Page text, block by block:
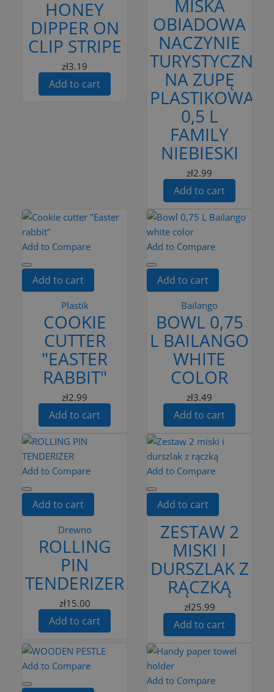
HONEY
DIPPER ON
CLIP STRIPE
zł3.19
Add to cart
MISKA
OBIADOWA
NACZYNIE
TURYSTYCZNE
NA ZUPĘ
PLASTIKOWA
0,5 L
FAMILY
NIEBIESKI
zł2.99
Add to cart
Add to Compare
Add to cart
Plastik
COOKIE
CUTTER
"EASTER
RABBIT"
zł2.99
Add to cart
Add to Compare
Add to cart
Bailango
BOWL 0,75
L BAILANGO
WHITE
COLOR
zł3.49
Add to cart
Add to Compare
Add to cart
Drewno
ROLLING
PIN
TENDERIZER
zł15.00
Add to cart
Add to Compare
Add to cart
ZESTAW 2
MISKI I
DURSZLAK Z
RĄCZKĄ
zł25.99
Add to cart
Add to Compare
Add to Compare